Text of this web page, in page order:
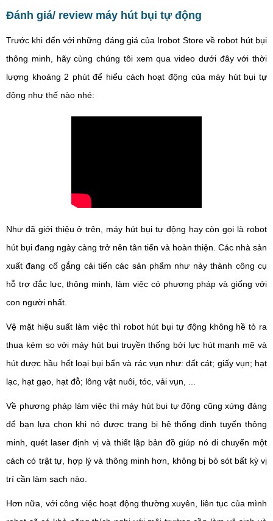
Đánh giá/ review máy hút bụi tự động
Trước khi đến với những đáng giá của Irobot Store về robot hút bụi
thông minh, hãy cùng chúng tôi xem qua video dưới đây với thời
lượng khoảng 2 phút để hiểu cách hoạt động của máy hút bụi tự
động như thế nào nhé:
Như đã giới thiệu ở trên, máy hút bụi tự động hay còn gọi là robot
hút bụi đang ngày càng trở nên tân tiến và hoàn thiện. Các nhà sản
xuất đang cố gắng cải tiến các sản phẩm như này thành công cụ
hỗ trợ đắc lực, thông minh, làm việc có phương pháp và giống với
con người nhất.
Vệ mặt hiệu suất làm việc thì robot hút bụi tự động không hề tỏ ra
thua kém so với máy hút bụi truyền thống bởi lực hút mạnh mẽ và
hút được hầu hết loại bụi bẩn và rác vụn như: đất cát; giấy vụn; hạt
lạc, hạt gạo, hạt đỗ; lông vật nuôi, tóc, vải vụn, ...
Về phương pháp làm việc thì máy hút bụi tự động cũng xứng đáng
để bạn lựa chọn khi nó được trang bị hệ thống định tuyến thông
minh, quét laser định vị và thiết lập bản đồ giúp nó di chuyển một
cách có trật tự, hợp lý và thông minh hơn, không bị bỏ sót bất kỳ vị
trí cần làm sạch nào.
Hơn nữa, với công việc hoạt động thường xuyên, liên tục của mình